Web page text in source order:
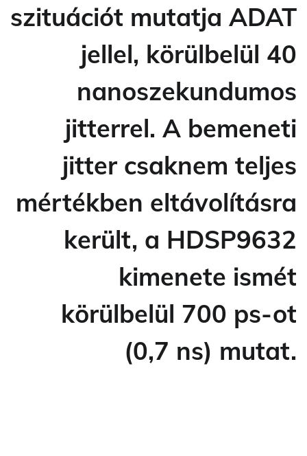
szituációt mutatja ADAT
jellel, körülbelül 40
nanoszekundumos
jitterrel. A bemeneti
jitter csaknem teljes
mértékben eltávolításra
került, a HDSP9632
kimenete ismét
körülbelül 700 ps-ot
(0,7 ns) mutat.